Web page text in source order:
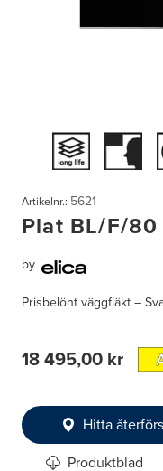
Artikelnr.: 5621
Plat BL/F/80
by
Prisbelönt väggfläkt –
18 495,00 kr
Hitta
Produktblad